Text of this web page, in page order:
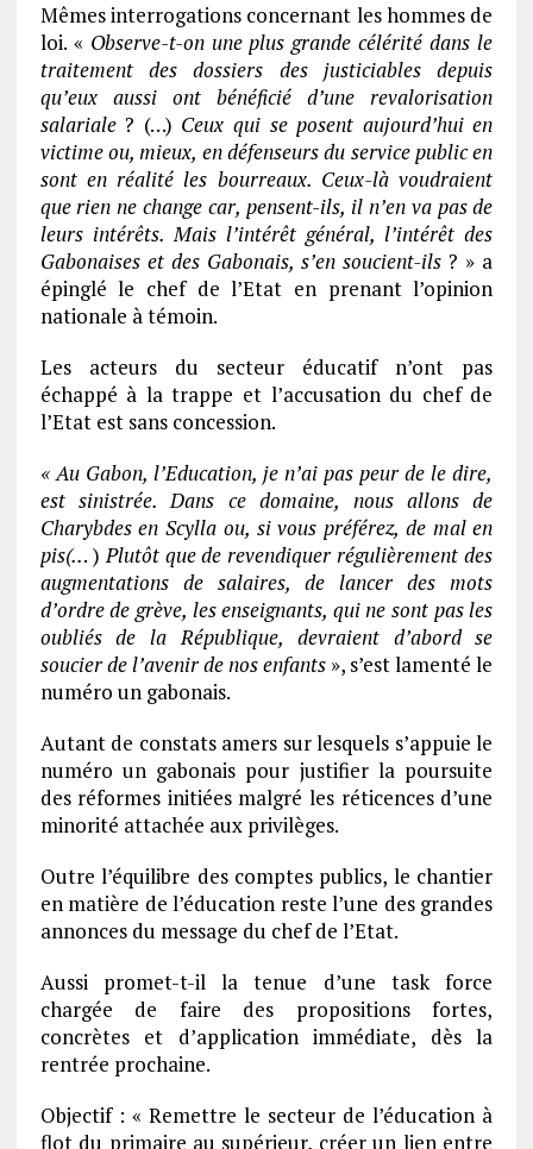
Mêmes interrogations concernant les hommes de
loi. « Observe-t-on une plus grande célérité dans le
traitement des dossiers des justiciables depuis
qu’eux aussi ont bénéficié d’une revalorisation
salariale? (…) Ceux qui se posent aujourd’hui en
victime ou, mieux, en défenseurs du service public en
sont en réalité les bourreaux. Ceux-là voudraient
que rien ne change car, pensent-ils, il n’en va pas de
leurs intérêts. Mais l’intérêt général, l’intérêt des
Gabonaises et des Gabonais, s’en soucient-ils ? » a
épinglé le chef de l’Etat en prenant l’opinion
nationale à témoin.
Les acteurs du secteur éducatif n’ont pas
échappé à la trappe et l’accusation du chef de
l’Etat est sans concession.
« Au Gabon, l’Education, je n’ai pas peur de le dire,
est sinistrée. Dans ce domaine, nous allons de
Charybdes en Scylla ou, si vous préférez, de mal en
pis(... )Plutôt que de revendiquer régulièrement des
augmentations de salaires, de lancer des mots
d’ordre de grève, les enseignants, qui ne sont pas les
oubliés de la République, devraient d’abord se
soucier de l’avenir de nos enfants », s’est lamenté le
numéro un gabonais.
Autant de constats amers sur lesquels s’appuie le
numéro un gabonais pour justifier la poursuite
des réformes initiées malgré les réticences d’une
minorité attachée aux privilèges.
Outre l’équilibre des comptes publics, le chantier
en matière de l’éducation reste l’une des grandes
annonces du message du chef de l’Etat.
Aussi promet-t-il la tenue d’une task force
chargée de faire des propositions fortes,
concrètes et d’application immédiate, dès la
rentrée prochaine.
Objectif : « Remettre le secteur de l’éducation à
flot du primaire au supérieur, créer un lien entre